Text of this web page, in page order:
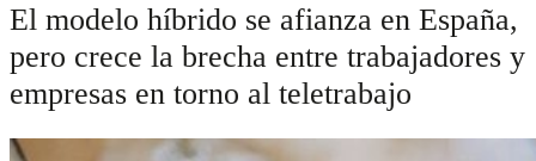
El modelo híbrido se afianza en España,
pero crece la brecha entre trabajadores y
empresas en torno al teletrabajo